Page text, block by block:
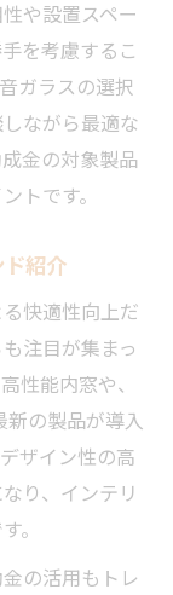
や設置スペー
を考慮するこ
ガラスの選択
ながら最適な
金の対象製品
トです。
紹介
快適性向上だ
注目が集まっ
性能内窓や、
の製品が導入
ザイン性の高
り、インテリ
。
の活用もトレ